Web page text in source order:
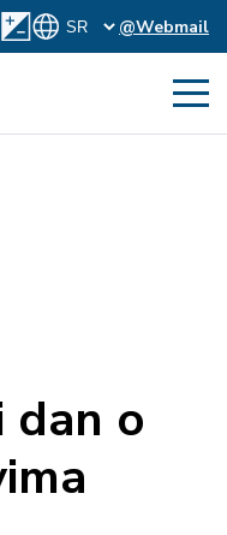
@Webmail
dan o